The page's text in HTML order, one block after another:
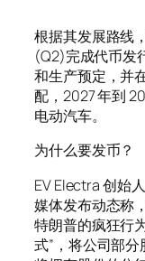
根据其发展路线
(Q2)完成代币发
和生产预定，并
配，2027 年到
电动汽车。
为什么要发币？
EV Electra 创始
媒体发布动态称
特朗普的疯狂行
式”，将公司部分